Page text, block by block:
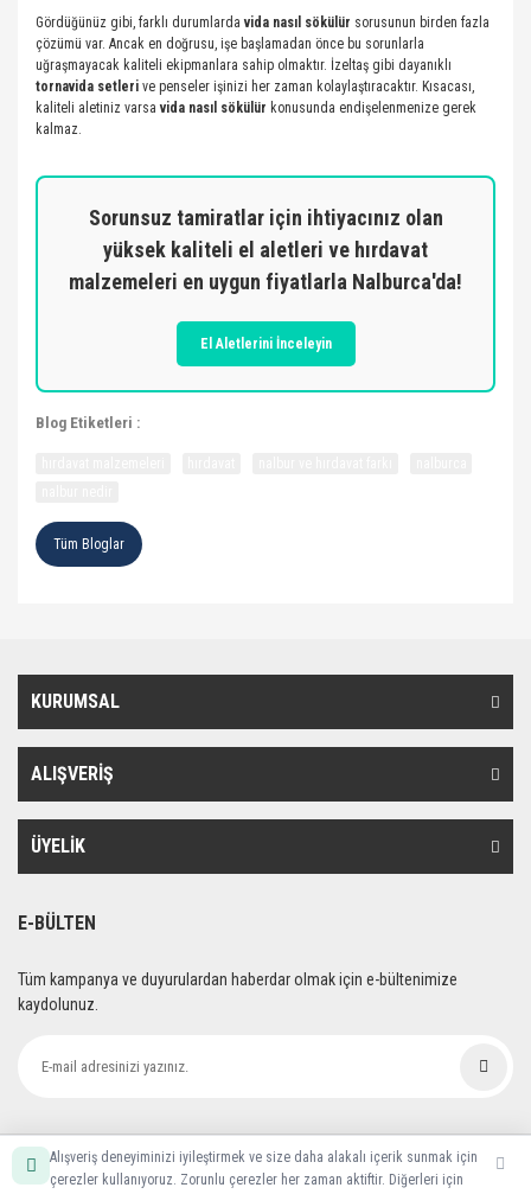
Gördüğünüz gibi, farklı durumlardavida nasıl sökülür sorusunun birden fazla
çözümü var. Ancak en doğrusu, işe başlamadan önce bu sorunlarla
uğraşmayacak kaliteli ekipmanlara sahip olmaktır. İzeltaş gibi dayanıklı
tornavida setleri ve penseler işinizi her zaman kolaylaştıracaktır. Kısacası,
kaliteli aletiniz varsavida nasıl sökülür konusunda endişelenmenize gerek
kalmaz.
Sorunsuz tamiratlar için ihtiyacınız olan
yüksek kaliteli el aletleri ve hırdavat
malzemeleri en uygun fiyatlarla Nalburca'da!
El Aletlerini İnceleyin
Blog Etiketleri :
Tüm Bloglar
KURUMSAL
ALIŞVERİŞ
ÜYELİK
E-BÜLTEN
Tüm kampanya ve duyurulardan haberdar olmak için e-bültenimize
kaydolunuz.
Alışveriş deneyiminizi iyileştirmek ve size daha alakalı içerik sunmak için
çerezler kullanıyoruz. Zorunlu çerezler her zaman aktiftir. Diğerleri için